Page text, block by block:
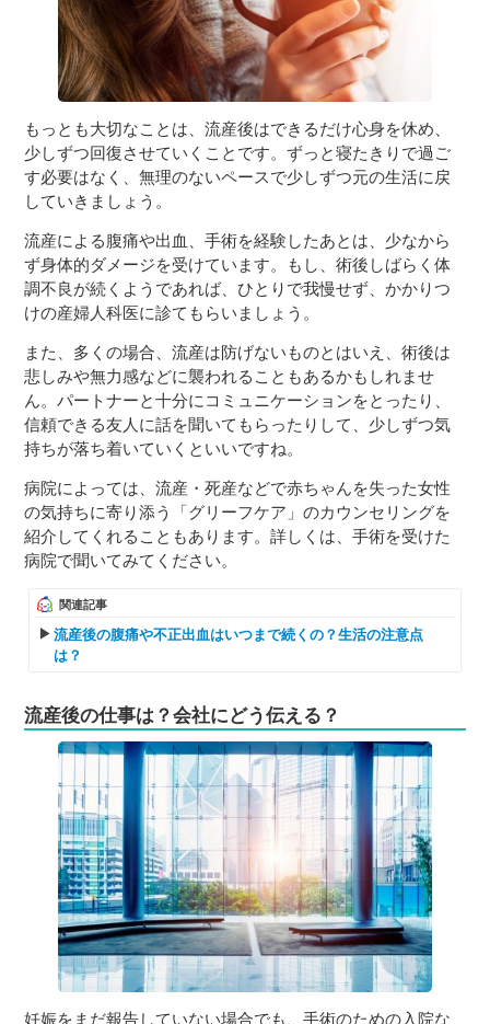
もっとも大切なことは、流産後はできるだけ心身を休め、
少しずつ回復させていくことです。ずっと寝たきりで過ご
す必要はなく、無理のないペースで少しずつ元の生活に戻
していきましょう。
流産による腹痛や出血、手術を経験したあとは、少なから
ず身体的ダメージを受けています。もし、術後しばらく体
調不良が続くようであれば、ひとりで我慢せず、かかりつ
けの産婦人科医に診てもらいましょう。
また、多くの場合、流産は防げないものとはいえ、術後は
悲しみや無力感などに襲われることもあるかもしれませ
ん。パートナーと十分にコミュニケーションをとったり、
信頼できる友人に話を聞いてもらったりして、少しずつ気
持ちが落ち着いていくといいですね。
病院によっては、流産・死産などで赤ちゃんを失った女性
の気持ちに寄り添う「グリーフケア」のカウンセリングを
紹介してくれることもあります。詳しくは、手術を受けた
病院で聞いてみてください。
関連記事
流産後の腹痛や不正出血はいつまで続くの？生活の注意点
は？
流産後の仕事は？会社にどう伝える？
妊娠をまだ報告していない場合でも、手術のための入院な